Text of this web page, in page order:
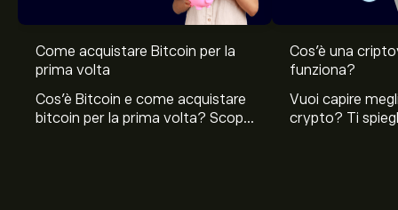
Come acquistare Bitcoin per la
prima volta
Cos'è Bitcoin e come acquistare
bitcoin per la prima volta? Scopri
Cos’è una
funziona?
Vuoi capire
crypto? Ti